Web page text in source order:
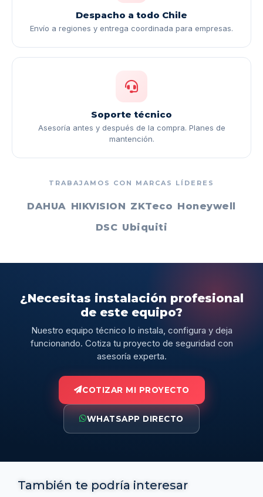
Despacho a todo Chile
Envío a regiones y entrega coordinada para empresas.
Soporte técnico
Asesoría antes y después de la compra. Planes de
mantención.
TRABAJAMOS CON MARCAS LÍDERES
DAHUA HIKVISION ZKTeco Honeywell
DSC Ubiquiti
¿Necesitas instalación profesional
de este equipo?
Nuestro equipo técnico lo instala, configura y deja
funcionando. Cotiza tu proyecto de seguridad con
asesoría experta.
COTIZAR MI PROYECTO
WHATSAPP DIRECTO
También te podría interesar